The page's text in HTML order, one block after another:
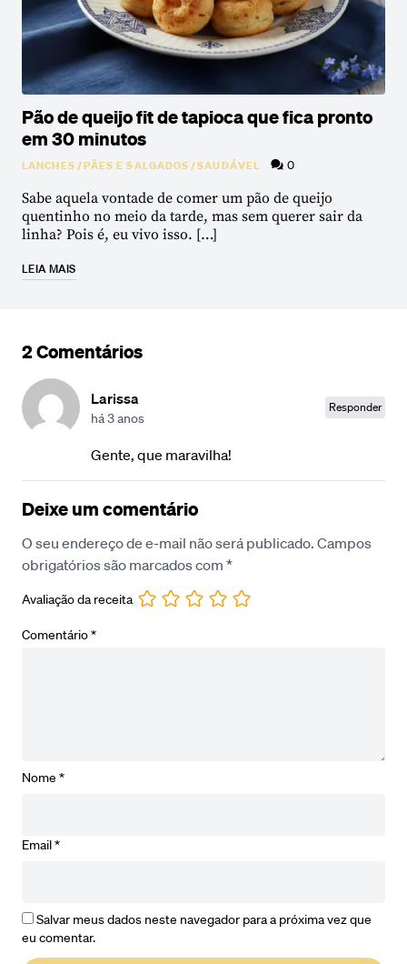
Pão de queijo fit de tapioca que fica pronto
em 30 minutos
LANCHES/PÃES E SALGADOS/SAUDÁVEL 0
Sabe aquela vontade de comer um pão de queijo
quentinho no meio da tarde, mas sem querer sair da
linha? Pois é, eu vivo isso. […]
LEIA MAIS
2 Comentários
Larissa
há 3 anos
Responder
Gente, que maravilha!
Deixe um comentário
O seu endereço de e-mail não será publicado. Campos
obrigatórios são marcados com *
Avaliação da receita
Comentário*
Nome *
Email*
Salvar meus dados neste navegador para a próxima vez que
eu comentar.